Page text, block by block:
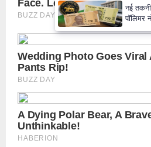
नई
पॉलिमर